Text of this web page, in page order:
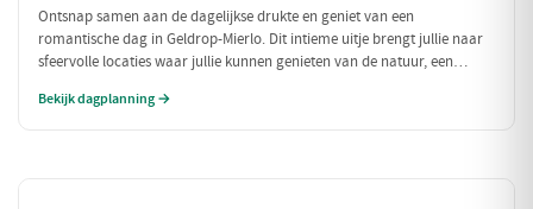
Ontsnap samen aan de dagelijkse drukte en geniet van een
romantische dag in Geldrop-Mierlo. Dit intieme uitje brengt jullie naar
sfeervolle locaties waar jullie kunnen genieten van de natuur, een
de omgeving en elkaar.
Bekijk dagplanning →